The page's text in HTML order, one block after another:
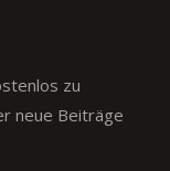
zu
neue Beiträge